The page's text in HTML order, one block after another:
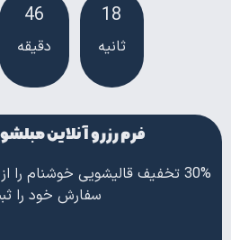
46
دقیقه
16
ثانیه
فرم رزرو آنلاین
30% تخفیف قالیشویی خوشنام
سفارش خود را